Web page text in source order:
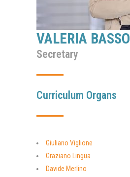
VALERIA BASSO
Secretary
Curriculum Organs
Giuliano Viglione
Graziano Lingua
Davide Merlino